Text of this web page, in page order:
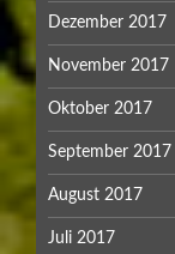
Dezember 2017
November 2017
Oktober 2017
September 2017
August 2017
Juli 2017